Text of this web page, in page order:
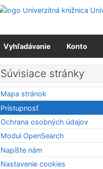
Prejsť na menu
Vyhľadávanie Konto
Súvisiace stránky
Mapa stránok
Prístupnosť
Ochrana osobných údajov
Modul OpenSearch
Napíšte nám
Nastavenie cookies